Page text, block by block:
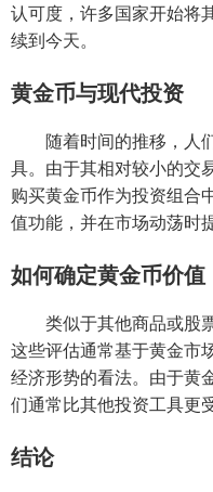
认可度，许多国家开始将
续到今天。
黄金币与现代投资
随着时间的推移，人
具。由于其相对较小的交
购买黄金币作为投资组合
值功能，并在市场动荡时
如何确定黄金币价值
类似于其他商品或股
这些评估通常基于黄金市
经济形势的看法。由于黄
们通常比其他投资工具更
结论